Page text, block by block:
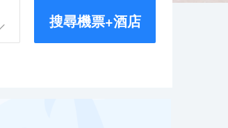
搜尋機票+酒店